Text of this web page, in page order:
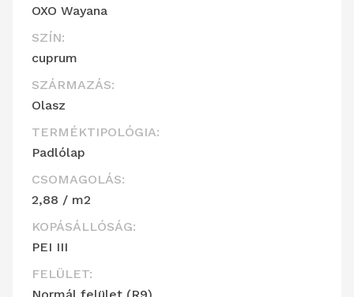
OXO Wayana
SZÍN:
cuprum
SZÁRMAZÁS:
Olasz
TERMÉKTIPOLÓGIA:
Padlólap
CSOMAGOLÁS:
2,88 / m2
KOPÁSÁLLÓSÁG:
PEI III
FELÜLET: